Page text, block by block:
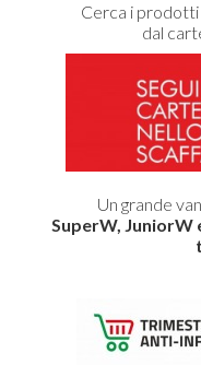
Cerca i prodotti
dal
Un grande
SuperW, JuniorW